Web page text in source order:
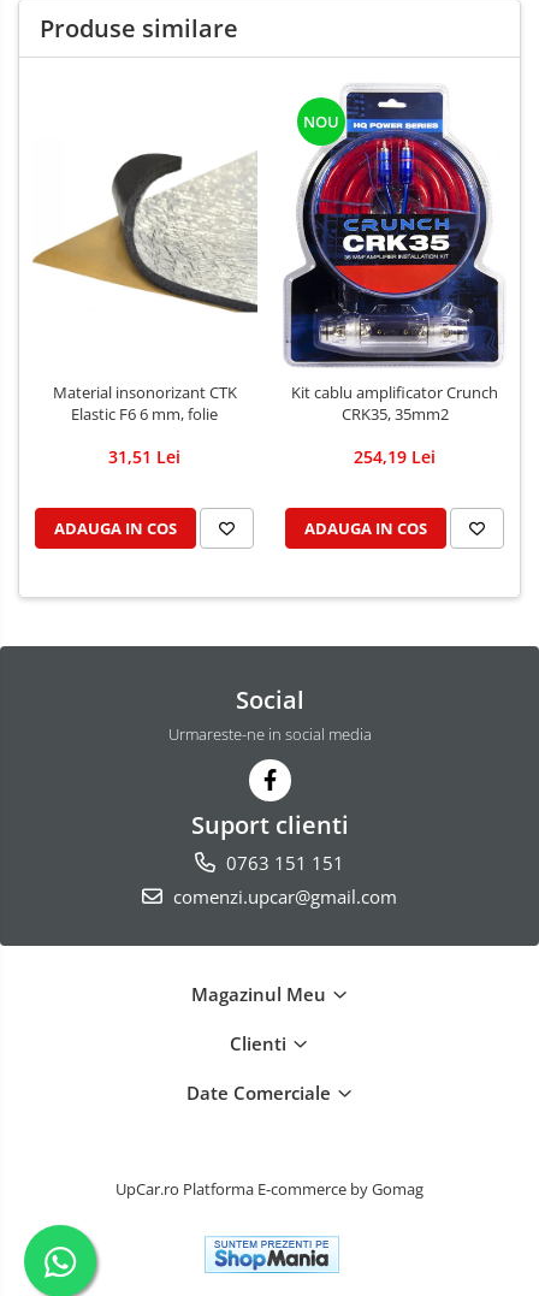
Produse similare
Material insonorizant CTK
Elastic F6 6 mm, folie
31,51 Lei
ADAUGA IN COS
NOU
Kit cablu amplificator Crunch
CRK35, 35mm2
254,19 Lei
ADAUGA IN COS
Social
Urmareste-ne in social media
Suport clienti
0763 151 151
comenzi.upcar@gmail.com
Magazinul Meu
Clienti
Date Comerciale
UpCar.ro Platforma E-commerce by Gomag